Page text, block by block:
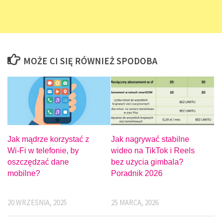
MOŻE CI SIĘ RÓWNIEŻ SPODOBA
Jak mądrze korzystać z
Wi-Fi w telefonie, by
oszczędzać dane
mobilne?
20 WRZEŚNIA, 2025
Jak nagrywać stabilne
wideo na TikTok i Reels
bez użycia gimbala?
Poradnik 2026
25 MARCA, 2026